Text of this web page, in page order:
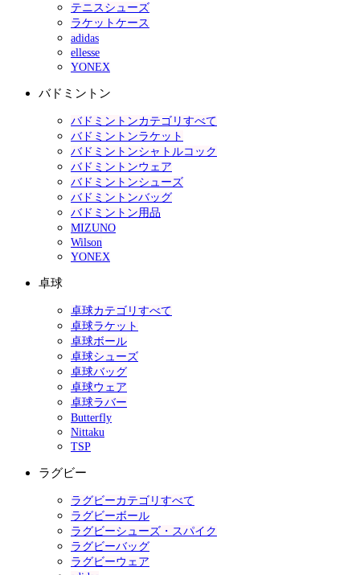
テニスシューズ
ラケットケース
adidas
ellesse
YONEX
バドミントン
バドミントンカテゴリすべて
バドミントンラケット
バドミントンシャトルコック
バドミントンウェア
バドミントンシューズ
バドミントンバッグ
バドミントン用品
MIZUNO
Wilson
YONEX
卓球
卓球カテゴリすべて
卓球ラケット
卓球ボール
卓球シューズ
卓球バッグ
卓球ウェア
卓球ラバー
Butterfly
Nittaku
TSP
ラグビー
ラグビーカテゴリすべて
ラグビーボール
ラグビーシューズ・スパイク
ラグビーバッグ
ラグビーウェア